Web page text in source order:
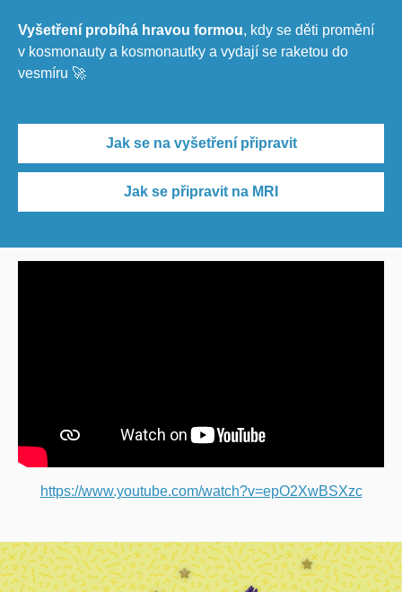
Vyšetření probíhá hravou formou, kdy se děti promění
v kosmonauty a kosmonautky a vydají se raketou do
vesmíru 🚀
Jak se na vyšetření připravit
Jak se připravit na MRI
https://www.youtube.com/watch?v=epO2XwBSXzc